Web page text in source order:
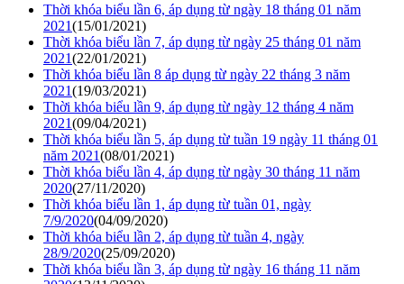
Thời khóa biểu lần 6, áp dụng từ ngày 18 tháng 01 năm
2021(15/01/2021)
Thời khóa biểu lần 7, áp dụng từ ngày 25 tháng 01 năm
2021(22/01/2021)
Thời khóa biểu lần 8 áp dụng từ ngày 22 tháng 3 năm
2021(19/03/2021)
Thời khóa biểu lần 9, áp dụng từ ngày 12 tháng 4 năm
2021(09/04/2021)
Thời khóa biểu lần 5, áp dụng từ tuần 19 ngày 11 tháng 01
năm 2021(08/01/2021)
Thời khóa biểu lần 4, áp dụng từ ngày 30 tháng 11 năm
2020(27/11/2020)
Thời khóa biểu lần 1, áp dụng từ tuần 01, ngày
7/9/2020(04/09/2020)
Thời khóa biểu lần 2, áp dụng từ tuần 4, ngày
28/9/2020(25/09/2020)
Thời khóa biểu lần 3, áp dụng từ ngày 16 tháng 11 năm